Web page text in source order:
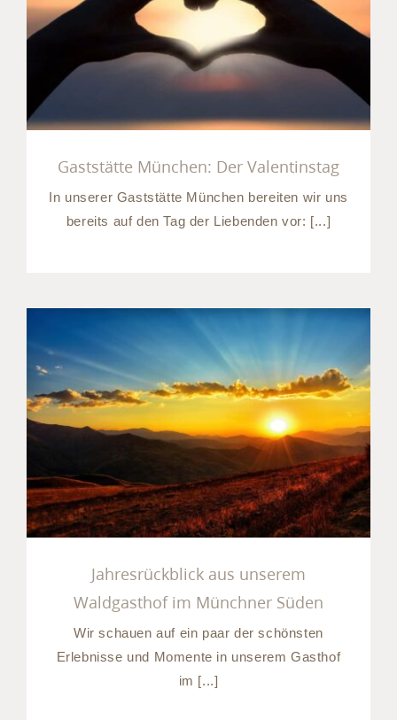
Gaststätte München: Der
Valentinstag
Gaststätte München: Der Valentinstag
In unserer Gaststätte München bereiten wir uns
bereits auf den Tag der Liebenden vor: [...]
Jahresrückblick aus
unserem Waldgasthof im
Münchner Süden
Jahresrückblick aus unserem
Waldgasthof im Münchner Süden
Wir schauen auf ein paar der schönsten
Erlebnisse und Momente in unserem Gasthof
im [...]